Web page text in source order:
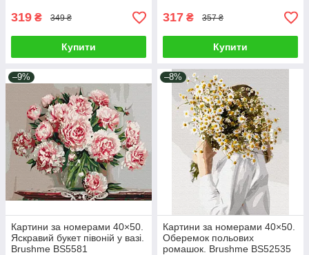
319 ₴ 349 ₴
Купити
317 ₴ 357 ₴
Купити
–9%
Картини за номерами 40×50.
Яскравий букет півоній у вазі.
Brushme BS5581
–8%
Картини за номерами 40×50.
Оберемок польових
ромашок. Brushme BS52535